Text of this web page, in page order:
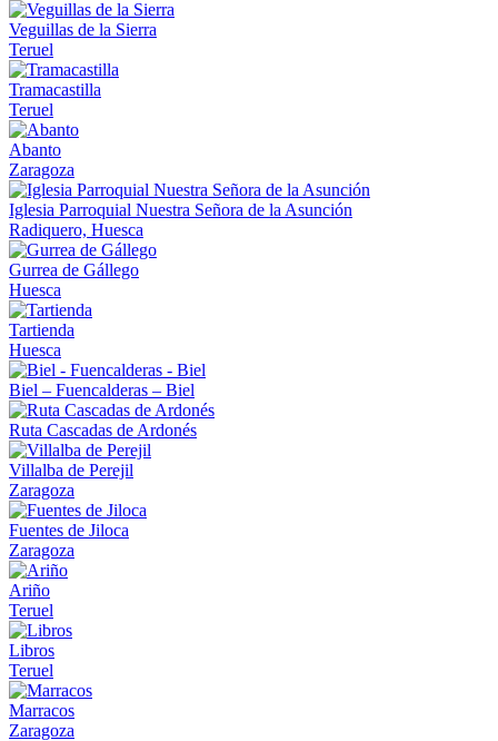
Veguillas de la Sierra
Teruel
Tramacastilla
Teruel
Abanto
Zaragoza
Iglesia Parroquial Nuestra Señora de la Asunción
Radiquero, Huesca
Gurrea de Gállego
Huesca
Tartienda
Huesca
Biel – Fuencalderas – Biel
Ruta Cascadas de Ardonés
Villalba de Perejil
Zaragoza
Fuentes de Jiloca
Zaragoza
Ariño
Teruel
Libros
Teruel
Marracos
Zaragoza